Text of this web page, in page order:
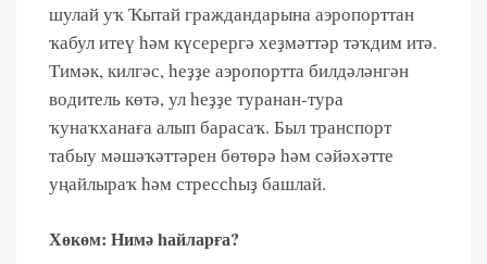
шулай уҡ Ҡытай граждандарына аэропорттан
ҡабул итеү һәм күсерергә хеҙмәттәр тәҡдим итә.
Тимәк, килгәс, һеҙҙе аэропортта билдәләнгән
водитель көтә, ул һеҙҙе туранан-тура
ҡунаҡханаға алып барасаҡ. Был транспорт
табыу мәшәҡәттәрен бөтөрә һәм сәйәхәтте
уңайлыраҡ һәм стрессһыҙ башлай.
Хөкөм: Нимә һайларға?